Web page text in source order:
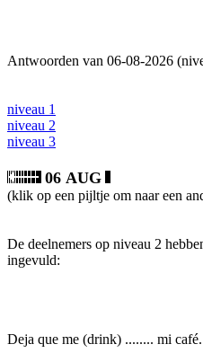
Antwoorden van 06-08-2026
niveau 1
niveau 2
niveau 3
06 AUG
(klik op een pijltje om naar een
De deelnemers op niveau 2
ingevuld:
Deja que me (drink) ........ mi café.